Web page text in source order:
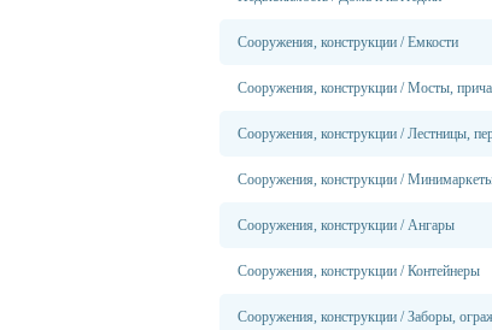
Сооружения, конструкции /Емкости
Сооружения, конструкции /Мосты,
Сооружения, конструкции /Лестницы,
Сооружения, конструкции /
Сооружения, конструкции /Ангары
Сооружения, конструкции /Контейнеры
Сооружения, конструкции /Заборы,